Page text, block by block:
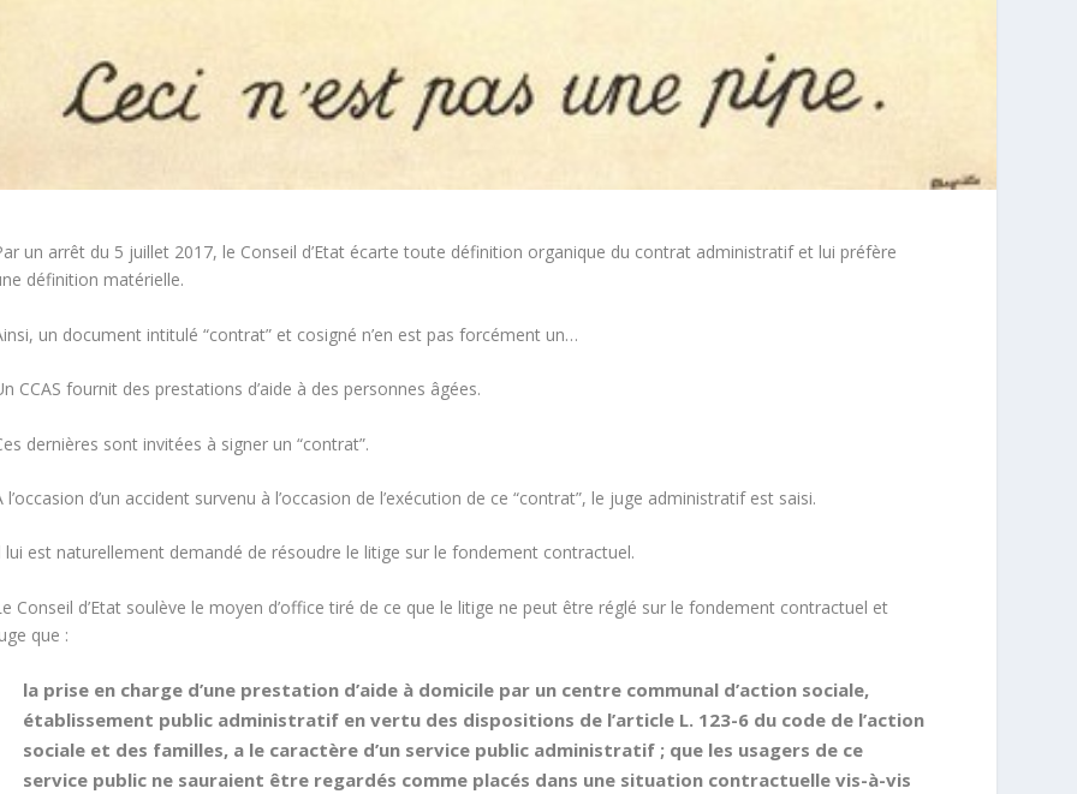
un arrêt du 5 juillet 2017, le Conseil d’Etat écarte toute définition organique du contrat administratif et lui préfère
définition matérielle.
un document intitulé “contrat” et cosigné n’en est pas forcément un…
CCAS fournit des prestations d’aide à des personnes âgées.
dernières sont invitées à signer un “contrat”.
l’occasion d’un accident survenu à l’occasion de l’exécution de ce “contrat”, le juge administratif est saisi.
lui est naturellement demandé de résoudre le litige sur le fondement contractuel.
Conseil d’Etat soulève le moyen d’office tiré de ce que le litige ne peut être réglé sur le fondement contractuel et
que :
la prise en charge d’une prestation d’aide à domicile par un centre communal d’action sociale,
établissement public administratif en vertu des dispositions de l’article L. 123-6 du code de l’action
sociale et des familles, a lecaractère d’un service public administratif; que les usagers de ce
service public ne sauraient être regardés comme placés dans une situation contractuelle vis-à-vis